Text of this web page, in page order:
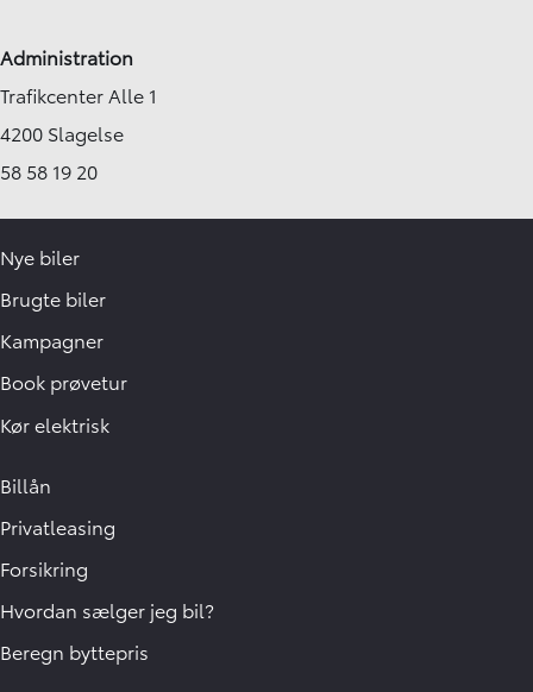
Administration
Trafikcenter Alle 1
4200 Slagelse
58 58 19 20
Nye biler
Brugte biler
Kampagner
Book prøvetur
Kør elektrisk
Billån
Privatleasing
Forsikring
Hvordan sælger jeg bil?
Beregn byttepris